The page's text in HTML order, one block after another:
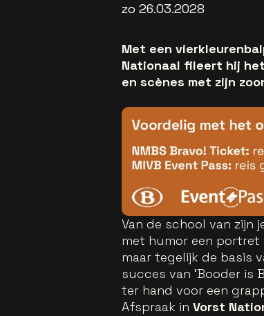
zo 26.03.2028
Met een
Nationaal fileert hij
en scènes met zijn
Van de school van zijn
met humor een portret
maar tegelijk de basis
succes van 'Booder is
ter hand voor een
Afspraak in Vorst